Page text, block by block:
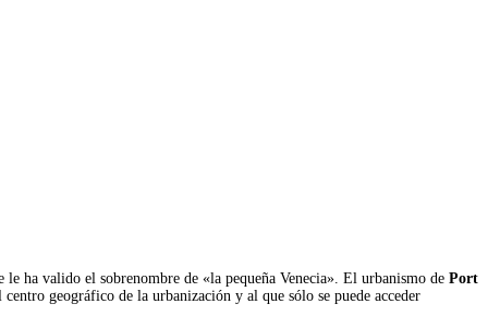
ha valido el sobrenombre de «la pequeña Venecia». El urbanismo de Port
geográfico de la urbanización y al que sólo se puede acceder